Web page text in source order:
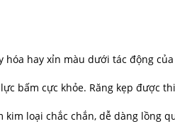
hay xỉn màu dưới tác động
bấm cực khỏe. Răng kẹp được
kim loại chắc chắn, dễ dàng lồng